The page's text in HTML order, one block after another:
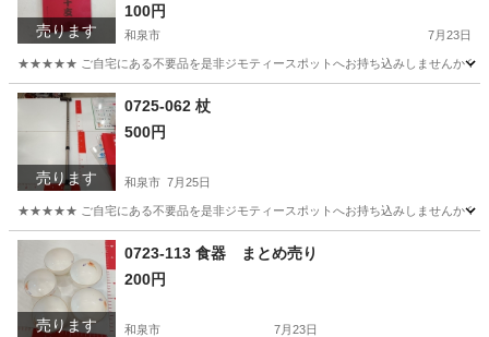
売ります
100円
和泉市 7月23日
★★★★★ ご自宅にある不要品を是非ジモティースポットへお持ち込みしませんか？
大阪 和泉市 インテリア雑貨/小物
売ります
0725-062 杖
500円
和泉市 7月25日
★★★★★ ご自宅にある不要品を是非ジモティースポットへお持ち込みしませんか？
大阪 和泉市 現地
売ります
0723-113 食器 まとめ売り
200円
和泉市 7月23日